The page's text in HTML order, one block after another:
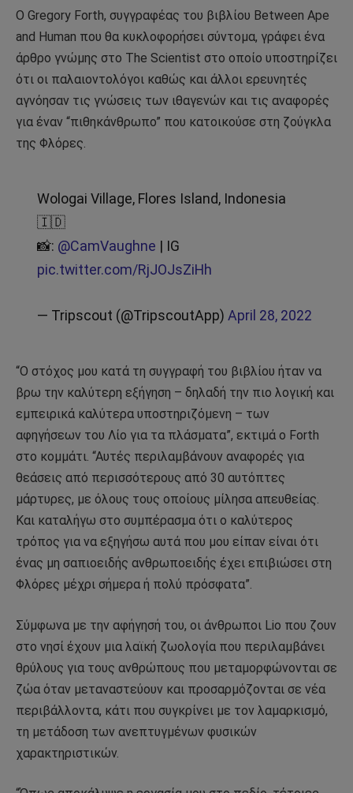
Ο Gregory Forth, συγγραφέας του βιβλίου Between Ape
and Human που θα κυκλοφορήσει σύντομα, γράφει ένα
άρθρο γνώμης στο The Scientist στο οποίο υποστηρίζει
ότι οι παλαιοντολόγοι καθώς και άλλοι ερευνητές
αγνόησαν τις γνώσεις των ιθαγενών και τις αναφορές
για έναν “πιθηκάνθρωπο” που κατοικούσε στη ζούγκλα
της Φλόρες.
Wologai Village, Flores Island, Indonesia
🇮🇩
📸: @CamVaughne | IG
pic.twitter.com/RjJOJsZiHh
— Tripscout (@TripscoutApp) April 28, 2022
“Ο στόχος μου κατά τη συγγραφή του βιβλίου ήταν να
βρω την καλύτερη εξήγηση – δηλαδή την πιο λογική και
εμπειρικά καλύτερα υποστηριζόμενη – των
αφηγήσεων του Λίο για τα πλάσματα”, εκτιμά ο Forth
στο κομμάτι. “Αυτές περιλαμβάνουν αναφορές για
θεάσεις από περισσότερους από 30 αυτόπτες
μάρτυρες, με όλους τους οποίους μίλησα απευθείας.
Και καταλήγω στο συμπέρασμα ότι ο καλύτερος
τρόπος για να εξηγήσω αυτά που μου είπαν είναι ότι
ένας μη σαπιοειδής ανθρωποειδής έχει επιβιώσει στη
Φλόρες μέχρι σήμερα ή πολύ πρόσφατα”.
Σύμφωνα με την αφήγησή του, οι άνθρωποι Lio που ζουν
στο νησί έχουν μια λαϊκή ζωολογία που περιλαμβάνει
θρύλους για τους ανθρώπους που μεταμορφώνονται σε
ζώα όταν μεταναστεύουν και προσαρμόζονται σε νέα
περιβάλλοντα, κάτι που συγκρίνει με τον λαμαρκισμό,
τη μετάδοση των ανεπτυγμένων φυσικών
χαρακτηριστικών.